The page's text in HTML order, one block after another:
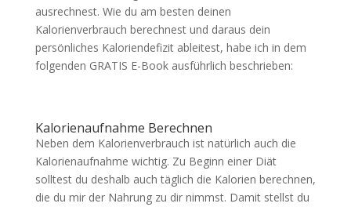
ausrechnest. Wie du am besten deinen
Kalorienverbrauch berechnest und daraus dein
persönliches Kaloriendefizit ableitest, habe ich in dem
folgenden GRATIS E-Book ausführlich beschrieben:
Kalorienaufnahme Berechnen
Neben dem Kalorienverbrauch ist natürlich auch die
Kalorienaufnahme wichtig. Zu Beginn einer Diät
solltest du deshalb auch täglich die Kalorien berechnen,
die du mir der Nahrung zu dir nimmst. Damit stellst du